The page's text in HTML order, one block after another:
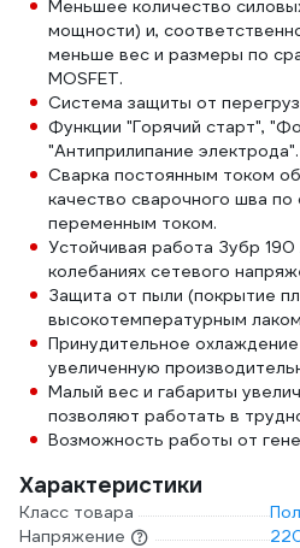
Меньшее количество
мощности) и,
меньше вес и размеры по
MOSFET.
Система защиты от
Функции "Горячий старт",
"Антиприлипание электрода".
Сварка постоянным током
качество сварочного шва
переменным током.
Устойчивая работа Зубр
колебаниях сетевого
Защита от пыли (покрытие
высокотемпературным
Принудительное
увеличенную
Малый вес и габариты
позволяют работать в
Возможность работы от
Характеристики
Класс товара
Напряжение